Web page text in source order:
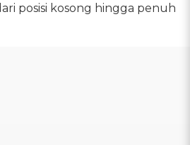
posisi kosong hingga penuh